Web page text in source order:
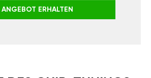
ANGEBOT ERHALTEN